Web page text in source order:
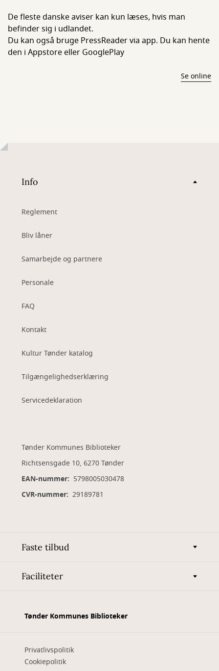
De fleste danske aviser kan kun læses, hvis man
befinder sig i udlandet.
Du kan også bruge PressReader via app. Du kan hente
den i Appstore eller GooglePlay
Se online
Info
Reglement
Bliv låner
Samarbejde og partnere
Personale
FAQ
Kontakt
Kultur Tønder katalog
Tilgængelighedserklæring
Servicedeklaration
Tønder Kommunes Biblioteker
Richtsensgade 10, 6270 Tønder
EAN-nummer: 5798005030478
CVR-nummer: 29189781
Faste tilbud
Faciliteter
Tønder Kommunes Biblioteker
Privatlivspolitik
Cookiepolitik